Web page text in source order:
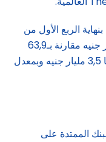
الربع الأول من
عام 2024 ارتفاعاً لتصل إلى 67,4 مليار جنيه مقارنة بـ63,9
مليار جنيه بنهاية عام 2023 بزيادة قدرها 3,5 مليار جنيه وبمعدل
الممتدة على